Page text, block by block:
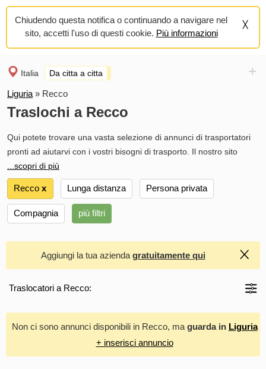
Chiudendo questa notifica o continuando a navigare nel
sito, accetti l'uso di questi cookie. Più informazioni
Italia Da citta a citta +
Liguria » Recco
Traslochi a Recco
Qui potete trovare una vasta selezione di annunci di trasportatori
pronti ad aiutarvi con i vostri bisogni di trasporto. Il nostro sito
...scopri di più
Recco х Lunga distanza Persona privata
Compagnia più filtri
Aggiungi la tua azienda gratuitamente qui
Traslocatori a Recco:
Non ci sono annunci disponibili in Recco, ma guarda in Liguria
+ inserisci annuncio